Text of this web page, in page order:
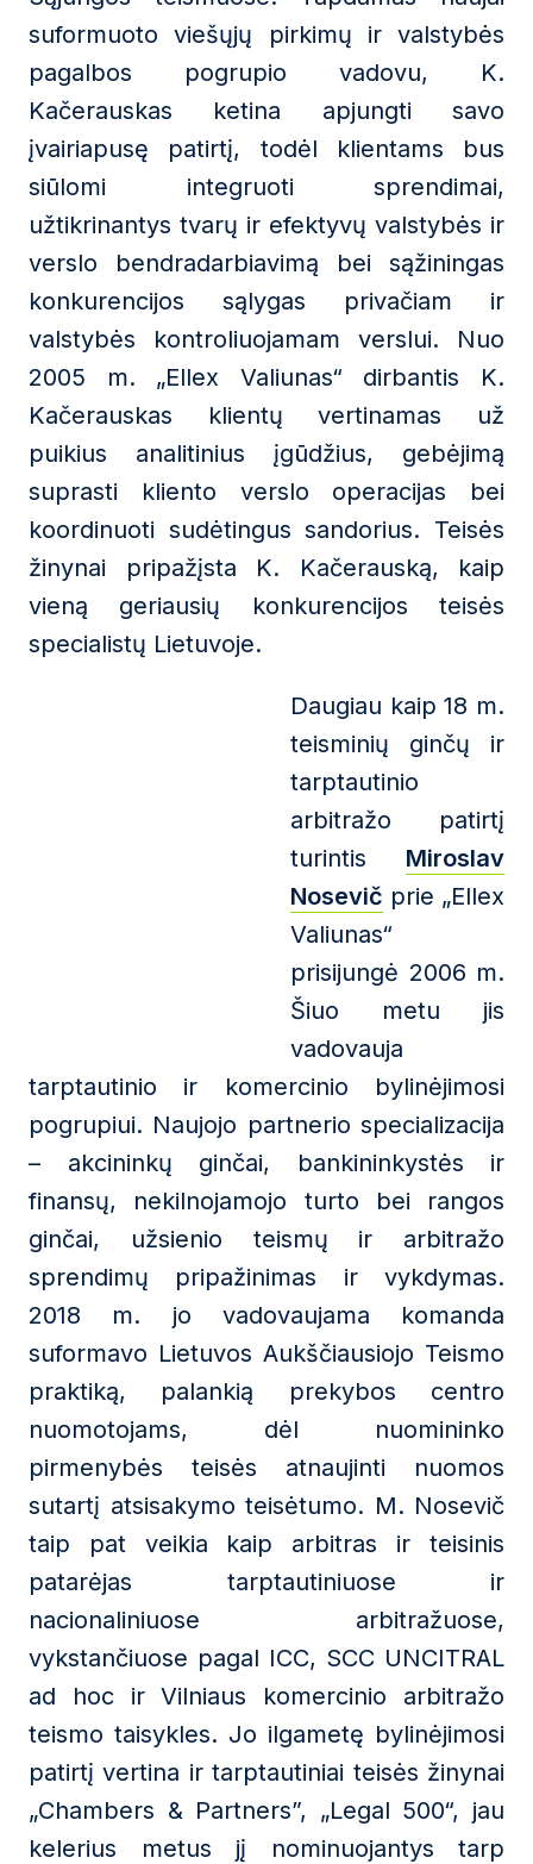
suformuoto viešųjų pirkimų ir valstybės
pagalbos pogrupio vadovu, K.
Kačerauskas ketina apjungti savo
įvairiapusę patirtį, todėl klientams bus
siūlomi integruoti sprendimai,
užtikrinantys tvarų ir efektyvų valstybės ir
verslo bendradarbiavimą bei sąžiningas
konkurencijos sąlygas privačiam ir
valstybės kontroliuojamam verslui. Nuo
2005 m. „Ellex Valiunas“ dirbantis K.
Kačerauskas klientų vertinamas už
puikius analitinius įgūdžius, gebėjimą
suprasti kliento verslo operacijas bei
koordinuoti sudėtingus sandorius. Teisės
žinynai pripažįsta K. Kačerauską, kaip
vieną geriausių konkurencijos teisės
specialistų Lietuvoje.
Daugiau kaip 18 m.
teisminių ginčų ir
tarptautinio
arbitražo patirtį
turintis Miroslav
Nosevič prie „Ellex
Valiunas“
prisijungė 2006 m.
Šiuo metu jis
vadovauja
tarptautinio ir komercinio bylinėjimosi
pogrupiui. Naujojo partnerio specializacija
– akcininkų ginčai, bankininkystės ir
finansų, nekilnojamojo turto bei rangos
ginčai, užsienio teismų ir arbitražo
sprendimų pripažinimas ir vykdymas.
2018 m. jo vadovaujama komanda
suformavo Lietuvos Aukščiausiojo Teismo
praktiką, palankią prekybos centro
nuomotojams, dėl nuomininko
pirmenybės teisės atnaujinti nuomos
sutartį atsisakymo teisėtumo. M. Nosevič
taip pat veikia kaip arbitras ir teisinis
patarėjas tarptautiniuose ir
nacionaliniuose arbitražuose,
vykstančiuose pagal ICC, SCC UNCITRAL
ad hoc ir Vilniaus komercinio arbitražo
teismo taisykles. Jo ilgametę bylinėjimosi
patirtį vertina ir tarptautiniai teisės žinynai
„Chambers & Partners”, „Legal 500“, jau
kelerius metus jį nominuojantys tarp